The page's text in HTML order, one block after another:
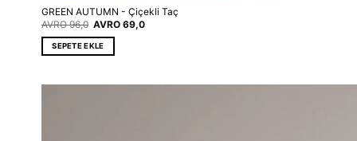
GREEN AUTUMN - Çiçekli Taç
AVRO96,0 Orijinal
EUR 96,0.
AVRO 69,0Şu
SEPETE EKLE